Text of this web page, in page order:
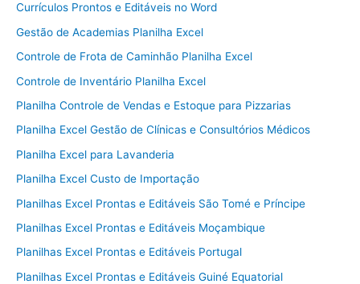
Currículos Prontos e Editáveis no Word
Gestão de Academias Planilha Excel
Controle de Frota de Caminhão Planilha Excel
Controle de Inventário Planilha Excel
Planilha Controle de Vendas e Estoque para Pizzarias
Planilha Excel Gestão de Clínicas e Consultórios Médicos
Planilha Excel para Lavanderia
Planilha Excel Custo de Importação
Planilhas Excel Prontas e Editáveis São Tomé e Príncipe
Planilhas Excel Prontas e Editáveis Moçambique
Planilhas Excel Prontas e Editáveis Portugal
Planilhas Excel Prontas e Editáveis Guiné Equatorial